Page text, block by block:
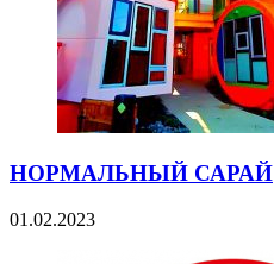
НОРМАЛЬНЫЙ САРАЙ
01.02.2023